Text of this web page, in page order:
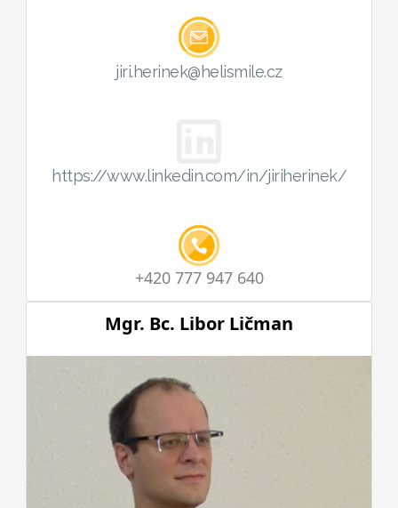
jiri.herinek@helismile.cz
https://www.linkedin.com/in/jiriherinek/
+420 777 947 640
Mgr. Bc. Libor Ličman